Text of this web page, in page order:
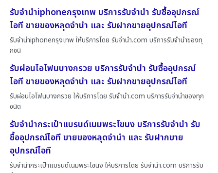
รับจำนำiphoneกรุงเทพ บริการรับจำนำ รับซื้ออุปกรณ์
ไอที ขายของหลุดจำนำ และ รับฝากขายอุปกรณ์ไอที
รับจำนำiphoneกรุงเทพ ให้บริการโดย รับจํานํา.com บริการรับจำนำของทุ
กชนิ
รับผ่อนไอโฟนบางกรวย บริการรับจำนำ รับซื้ออุปกรณ์
ไอที ขายของหลุดจำนำ และ รับฝากขายอุปกรณ์ไอที
รับผ่อนไอโฟนบางกรวย ให้บริการโดย รับจํานํา.com บริการรับจำนำของทุก
ชนิด
รับจำนำกระเป๋าแบรนด์เนมพระโขนง บริการรับจำนำ รับ
ซื้ออุปกรณ์ไอที ขายของหลุดจำนำ และ รับฝากขาย
อุปกรณ์ไอที
รับจำนำกระเป๋าแบรนด์เนมพระโขนง ให้บริการโดย รับจํานํา.com บริการรับ